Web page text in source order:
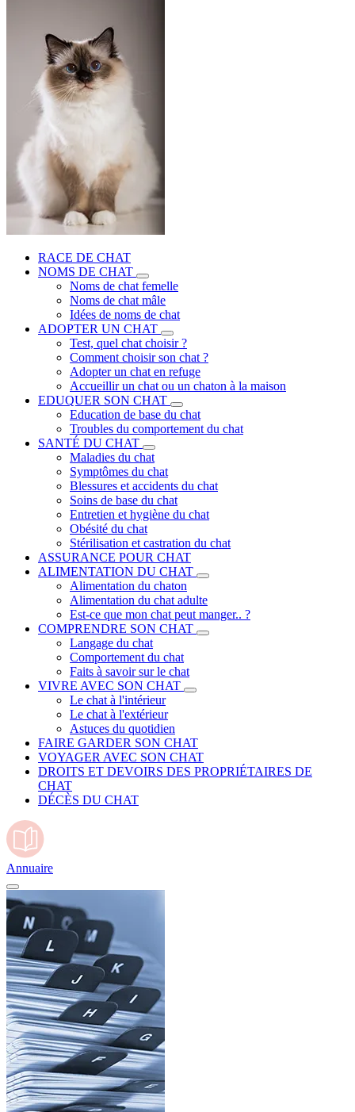
RACE DE CHAT
NOMS DE CHAT
Noms de chat femelle
Noms de chat mâle
Idées de noms de chat
ADOPTER UN CHAT
Test, quel chat choisir ?
Comment choisir son chat ?
Adopter un chat en refuge
Accueillir un chat ou un chaton à la maison
EDUQUER SON CHAT
Education de base du chat
Troubles du comportement du chat
SANTÉ DU CHAT
Maladies du chat
Symptômes du chat
Blessures et accidents du chat
Soins de base du chat
Entretien et hygiène du chat
Obésité du chat
Stérilisation et castration du chat
ASSURANCE POUR CHAT
ALIMENTATION DU CHAT
Alimentation du chaton
Alimentation du chat adulte
Est-ce que mon chat peut manger.. ?
COMPRENDRE SON CHAT
Langage du chat
Comportement du chat
Faits à savoir sur le chat
VIVRE AVEC SON CHAT
Le chat à l'intérieur
Le chat à l'extérieur
Astuces du quotidien
FAIRE GARDER SON CHAT
VOYAGER AVEC SON CHAT
DROITS ET DEVOIRS DES PROPRIÉTAIRES DE
CHAT
DÉCÈS DU CHAT
Annuaire